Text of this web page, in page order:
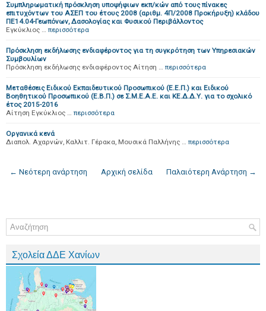
Συμπληρωματική πρόσκληση υποψήφιων εκπ/κών από τους πίνακες
επιτυχόντων του ΑΣΕΠ του έτους 2008 (αριθμ. 4Π/2008 Προκήρυξη) κλάδου
ΠΕ14.04-Γεωπόνων, Δασολογίας και Φυσικού Περιβάλλοντος
Εγκύκλιος … περισσότερα
Πρόσκληση εκδήλωσης ενδιαφέροντος για τη συγκρότηση των Υπηρεσιακών
Συμβουλίων
Πρόσκληση εκδήλωσης ενδιαφέροντος Αίτηση … περισσότερα
Μεταθέσεις Ειδικού Εκπαιδευτικού Προσωπικού (Ε.Ε.Π.) και Ειδικού
Βοηθητικού Προσωπικού (Ε.Β.Π.) σε Σ.Μ.Ε.Α.Ε. και ΚΕ.Δ.Δ.Υ. για το σχολικό
έτος 2015-2016
Αίτηση Εγκύκλιος … περισσότερα
Οργανικά κενά
Διαπολ. Αχαρνών, Καλλιτ. Γέρακα, Μουσικά Παλλήνης … περισσότερα
← Νεότερη ανάρτηση Παλαιότερη Ανάρτηση →
Αρχική σελίδα
Σχολεία ΔΔΕ Χανίων